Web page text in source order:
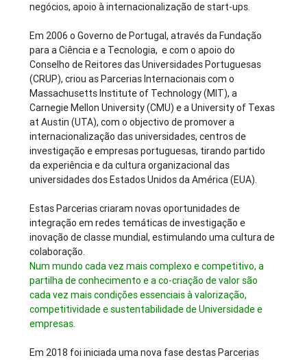
negócios, apoio à internacionalização de start-ups.
Em 2006 o Governo de Portugal, através da Fundação
para a Ciência e a Tecnologia, e com o apoio do
Conselho de Reitores das Universidades Portuguesas
(CRUP), criou as Parcerias Internacionais com o
Massachusetts Institute of Technology (MIT), a
Carnegie Mellon University (CMU) e a University of Texas
at Austin (UTA), com o objectivo de promover a
internacionalização das universidades, centros de
investigação e empresas portuguesas, tirando partido
da experiência e da cultura organizacional das
universidades dos Estados Unidos da América (EUA).
Estas Parcerias criaram novas oportunidades de
integração em redes temáticas de investigação e
inovação de classe mundial, estimulando uma cultura de
colaboração.
Num mundo cada vez mais complexo e competitivo, a
partilha de conhecimento e a co-criação de valor são
cada vez mais condições essenciais à valorização,
competitividade e sustentabilidade de Universidade e
empresas.
Em 2018 foi iniciada uma nova fase destas Parcerias